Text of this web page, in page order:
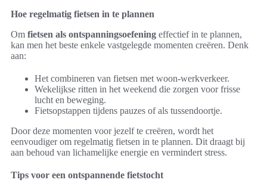
Hoe regelmatig fietsen in te plannen
Om fietsen als ontspanningsoefening effectief in te plannen,
kan men het beste enkele vastgelegde momenten creëren. Denk
aan:
Het combineren van fietsen met woon-werkverkeer.
Wekelijkse ritten in het weekend die zorgen voor frisse
lucht en beweging.
Fietsopstappen tijdens pauzes of als tussendoortje.
Door deze momenten voor jezelf te creëren, wordt het
eenvoudiger om regelmatig fietsen in te plannen. Dit draagt bij
aan behoud van lichamelijke energie en vermindert stress.
Tips voor een ontspannende fietstocht